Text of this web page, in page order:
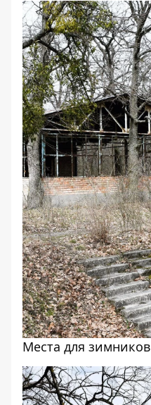
Места для зимников